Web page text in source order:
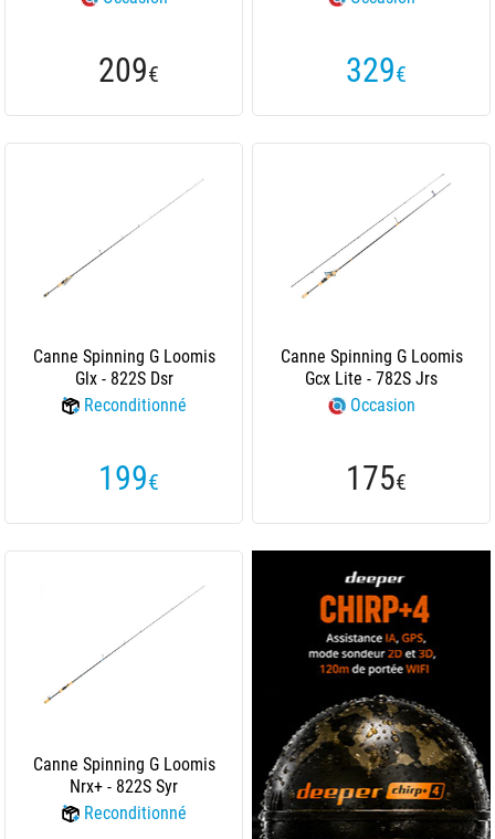
209€ 329€
Canne Spinning G Loomis
Glx - 822S Dsr
Reconditionné
199€
Canne Spinning G Loomis
Gcx Lite - 782S Jrs
Occasion
175€
Canne Spinning G Loomis
Nrx+ - 822S Syr
Reconditionné